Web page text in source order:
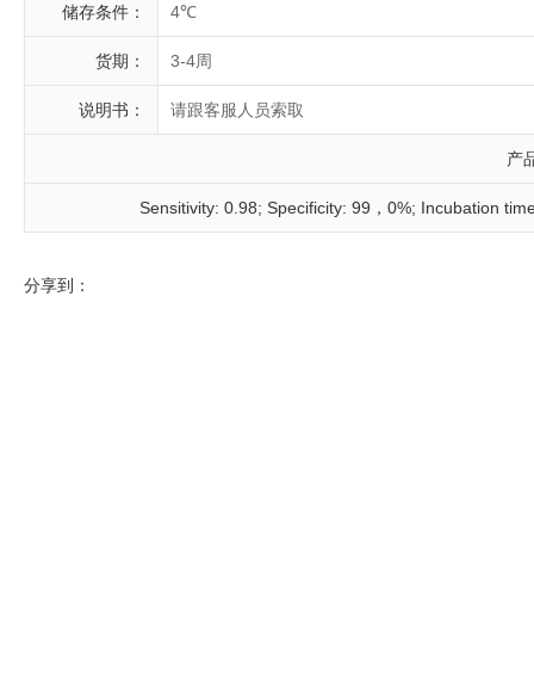
储存条件： 4℃
货期： 3-4周
说明书： 请跟客服人员索取
产
Sensitivity: 0.98; Specificity: 99，0%; Incubation
分享到：